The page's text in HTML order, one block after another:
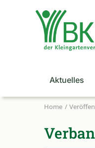
Aktuelles
Home